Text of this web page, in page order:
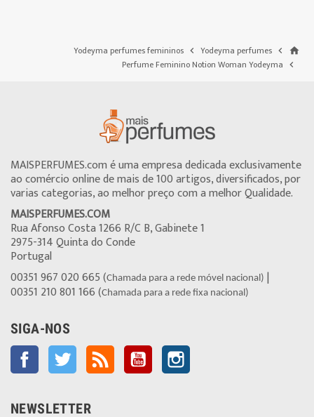
home

Yodeyma perfumes

Yodeyma perfumes femininos

Perfume Feminino Notion Woman Yodeyma
MAISPERFUMES.com é uma empresa dedicada exclusivamente
ao comércio online de mais de 100 artigos, diversificados, por
varias categorias, ao melhor preço com a melhor Qualidade.
MAISPERFUMES.COM
Rua Afonso Costa 1266 R/C B, Gabinete 1
2975-314 Quinta do Conde
Portugal
00351 967 020 665 (Chamada para a rede móvel nacional) |
00351 210 801 166 (Chamada para a rede fixa nacional)
SIGA-NOS
Facebook Twitter Rss YouTube
NEWSLETTER